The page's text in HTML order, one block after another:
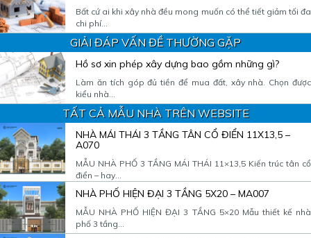
Bất cứ ai khi xây nhà đều mong muốn có thể tiết giảm tối đa
chi phí...
GIẢI ĐÁP VẤN ĐỀ THƯỜNG GẶP
Hồ sơ xin phép xây dựng bao gồm những gì?
Làm ăn tích góp đủ tiền để mua đất, xây nhà. Chọn được
kiểu nhà...
TẤT CẢ MẪU NHÀ TRÊN WEBSITE
NHÀ MÁI THÁI 3 TẦNG TÂN CỔ ĐIỂN 11X13,5 –
A070
MẪU NHÀ PHỐ 3 TẦNG MÁI THÁI 11×13,5 Kiến trúc tân cổ
điển – hay...
NHÀ PHỐ HIỆN ĐẠI 3 TẦNG 5X20 – MA007
MẪU NHÀ PHỐ HIỆN ĐẠI 3 TẦNG 5×20 Mẫu thiết kế nhà
phố 3 tầng...